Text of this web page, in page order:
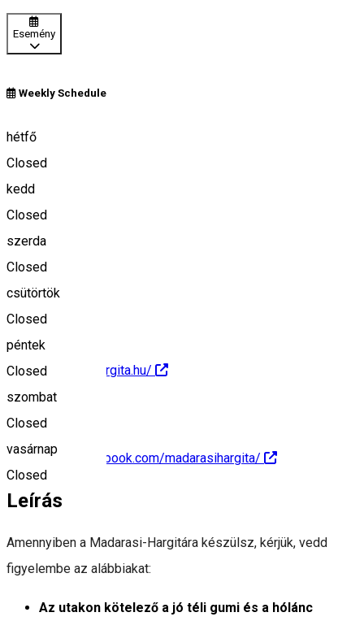
Esemény
Weekly Schedule
hétfő
Closed
kedd
Closed
szerda
Closed
csütörtök
Closed
péntek
Closed
szombat
Closed
vasárnap
Closed
Madarasi Hargita
Keresd térképen
http://madarasihargita.hu/
https://www.facebook.com/madarasihargita/
Leírás
Amennyiben a Madarasi-Hargitára készülsz, kérjük, vedd
figyelembe az alábbiakat:
Az utakon kötelező a jó téli gumi és a hólánc